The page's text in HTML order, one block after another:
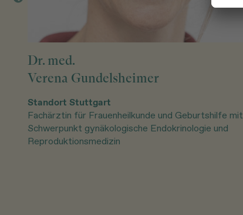
Dr. med.
Verena Gundelsheimer
Standort Stuttgart
Fachärztin für Frauenheilkunde und Geburtshilfe mit
Schwerpunkt gynäkologische Endokrinologie und
Reproduktionsmedizin